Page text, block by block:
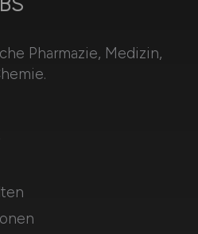
Pharmazie, Medizin,